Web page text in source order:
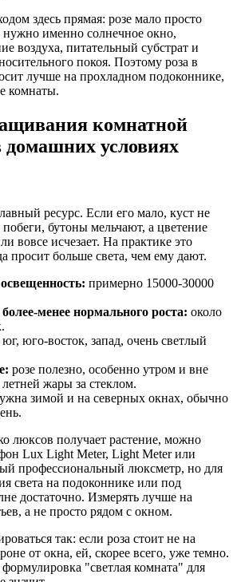
здесь прямая: розе мало просто
нужно именно солнечное окно,
воздуха, питательный субстрат и
покоя. Поэтому роза в
лучше на прохладном подоконнике,
комнаты.
комнатной
домашних условиях
ресурс. Если его мало, куст не
бутоны мельчают, а цветение
вовсе исчезает. На практике это
просит больше света, чем ему дают.
примерно 15000-30000
менее нормального роста: около
юг, юго-восток, запад, очень светлый
розе полезно, особенно утром и вне
жары за стеклом.
зимой и на северных окнах, обычно
люксов получает растение, можно
Lux Light Meter, Light Meter или
профессиональный люксметр, но для
света на подоконнике или под
достаточно. Измерять лучше на
а не просто рядом с окном.
так: если роза стоит не на
от окна, ей, скорее всего, уже темно.
"светлая комната" для